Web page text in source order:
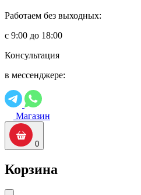
Работаем без выходных:
с 9:00 до 18:00
Консультация
в мессенджере:
Магазин
0
Корзина